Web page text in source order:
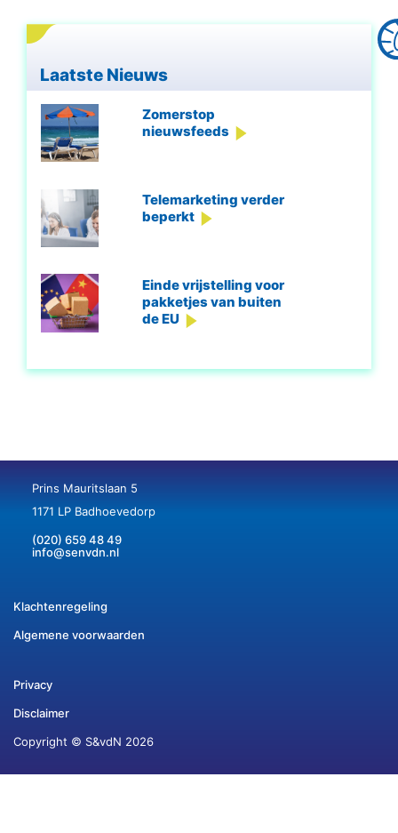
Laatste Nieuws
Zomerstop
nieuwsfeeds
Telemarketing verder
beperkt
Einde vrijstelling voor
pakketjes van buiten
de EU
Prins Mauritslaan 5
1171 LP Badhoevedorp
(020) 659 48 49
info@senvdn.nl
Klachtenregeling
Algemene voorwaarden
Privacy
Disclaimer
Copyright © S&vdN 2026